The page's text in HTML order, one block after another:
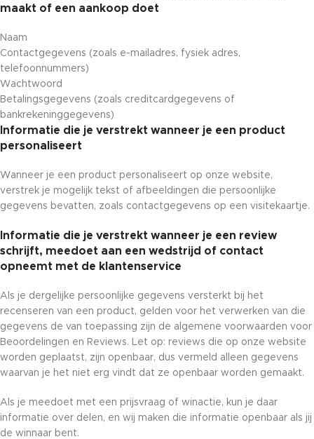
maakt of een aankoop doet
Naam
Contactgegevens (zoals e-mailadres, fysiek adres,
telefoonnummers)
Wachtwoord
Betalingsgegevens (zoals creditcardgegevens of
bankrekeninggegevens)
Informatie die je verstrekt wanneer je een product
personaliseert
Wanneer je een product personaliseert op onze website,
verstrek je mogelijk tekst of afbeeldingen die persoonlijke
gegevens bevatten, zoals contactgegevens op een visitekaartje.
Informatie die je verstrekt wanneer je een review
schrijft, meedoet aan een wedstrijd of contact
opneemt met de klantenservice
Als je dergelijke persoonlijke gegevens versterkt bij het
recenseren van een product, gelden voor het verwerken van die
gegevens de van toepassing zijn de algemene voorwaarden voor
Beoordelingen en Reviews. Let op: reviews die op onze website
worden geplaatst, zijn openbaar, dus vermeld alleen gegevens
waarvan je het niet erg vindt dat ze openbaar worden gemaakt.
Als je meedoet met een prijsvraag of winactie, kun je daar
informatie over delen, en wij maken die informatie openbaar als jij
de winnaar bent.